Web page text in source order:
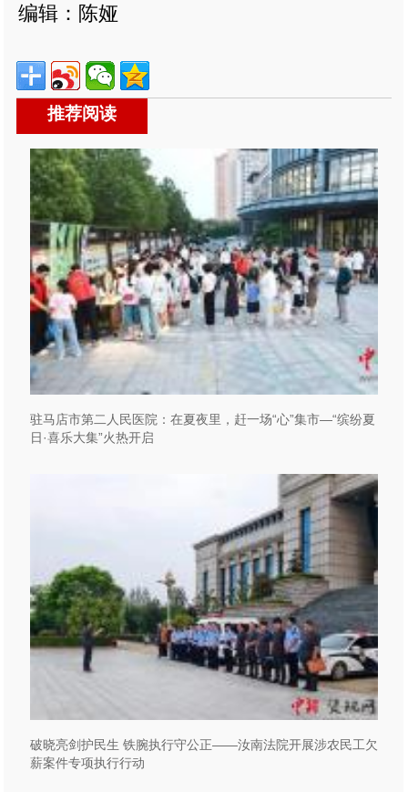
编辑：陈娅
推荐阅读
驻马店市第二人民医院：在夏夜里，赶一场“心”集市—“缤纷夏
日·喜乐大集”火热开启
破晓亮剑护民生 铁腕执行守公正——汝南法院开展涉农民工欠
薪案件专项执行行动